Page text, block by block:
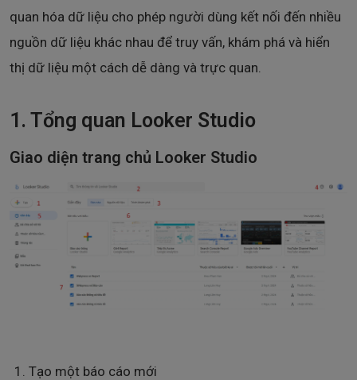
quan hóa dữ liệu cho phép người dùng kết nối đến nhiều
nguồn dữ liệu khác nhau để truy vấn, khám phá và hiển
thị dữ liệu một cách dễ dàng và trực quan.
1. Tổng quan Looker Studio
Giao diện trang chủ Looker Studio
Tạo một báo cáo mới